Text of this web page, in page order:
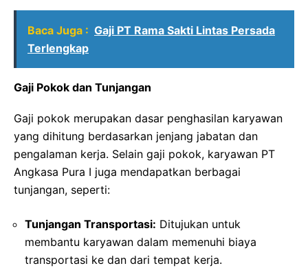
Baca Juga : Gaji PT Rama Sakti Lintas Persada
Terlengkap
Gaji Pokok dan Tunjangan
Gaji pokok merupakan dasar penghasilan karyawan
yang dihitung berdasarkan jenjang jabatan dan
pengalaman kerja. Selain gaji pokok, karyawan PT
Angkasa Pura I juga mendapatkan berbagai
tunjangan, seperti:
Tunjangan Transportasi: Ditujukan untuk
membantu karyawan dalam memenuhi biaya
transportasi ke dan dari tempat kerja.